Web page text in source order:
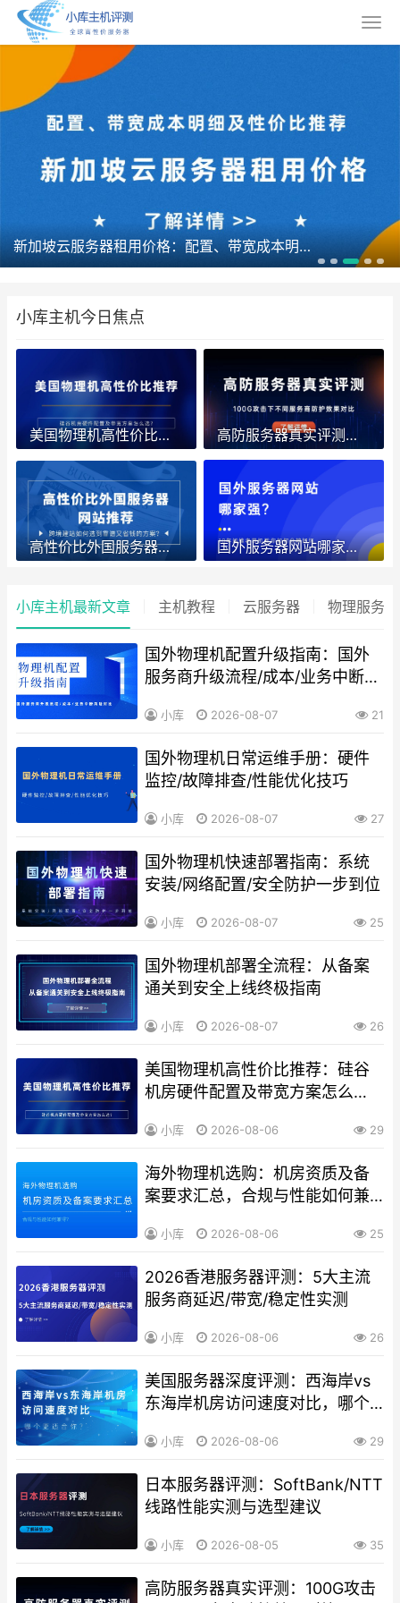
新加坡云服务器租用价格：配置、带宽成本明细及性价比推荐
小库主机今日焦点
美国物理机高性价比推荐：硅谷机房硬件配置及带宽方案怎么选？ 高防服务器真实评测：100G攻击下不同服务商防护效果对比
高性价比外国服务器网站推荐：跨境建站如何选到靠谱又省钱的方案？ 国外服务器网站哪家强？10年运维老司机教你如何分辨好坏
小库主机最新文章 主机教程 云服务器 物理服务器
国外物理机配置升级指南：国外
服务商升级流程/成本/业务中断风
小库 2026-08-07 21
国外物理机日常运维手册：硬件
监控/故障排查/性能优化技巧
小库 2026-08-07 27
国外物理机快速部署指南：系统
安装/网络配置/安全防护一步到位
小库 2026-08-07 25
国外物理机部署全流程：从备案
通关到安全上线终极指南
小库 2026-08-07 26
美国物理机高性价比推荐：硅谷
机房硬件配置及带宽方案怎么
小库 2026-08-06 29
海外物理机选购：机房资质及备
案要求汇总，合规与性能如何兼
小库 2026-08-06 25
2026香港服务器评测：5大主流
服务商延迟/带宽/稳定性实测
小库 2026-08-06 26
美国服务器深度评测：西海岸vs
东海岸机房访问速度对比，哪个
小库 2026-08-06 29
日本服务器评测：SoftBank/NTT
线路性能实测与选型建议
小库 2026-08-05 35
高防服务器真实评测：100G攻击